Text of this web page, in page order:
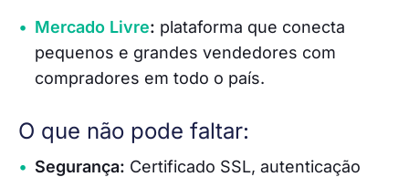
Mercado Livre: plataforma que conecta
pequenos e grandes vendedores com
compradores em todo o país.
O que não pode faltar:
Segurança: Certificado SSL, autenticação